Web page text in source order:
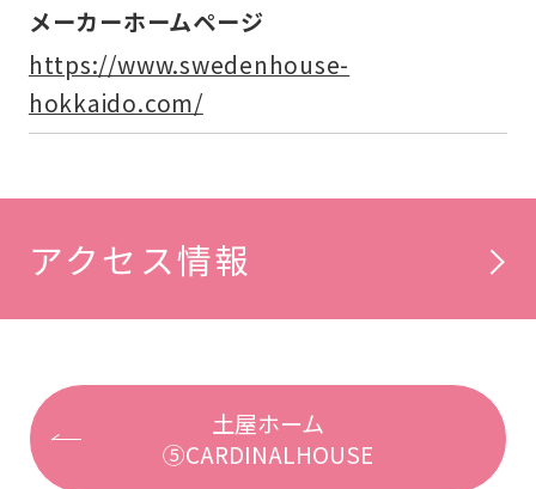
メーカーホームページ
https://www.swedenhouse-
hokkaido.com/
アクセス情報
土屋ホーム
⑤CARDINALHOUSE